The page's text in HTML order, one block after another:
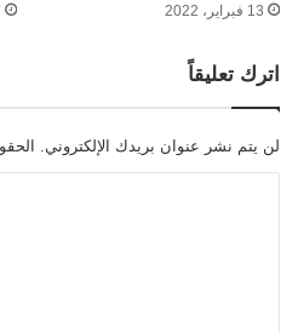
13 فبراير، 2022
اترك تعليقاً
لن يتم نشر عنوان بريدك الإلكتروني.